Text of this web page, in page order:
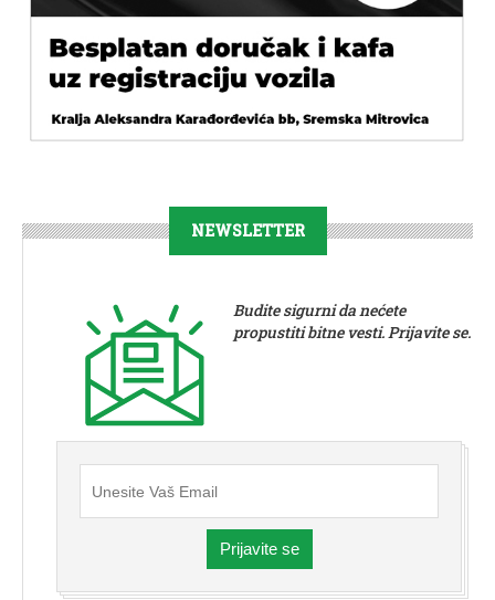
NEWSLETTER
Budite sigurni da nećete
propustiti bitne vesti. Prijavite se.
Prijavite se